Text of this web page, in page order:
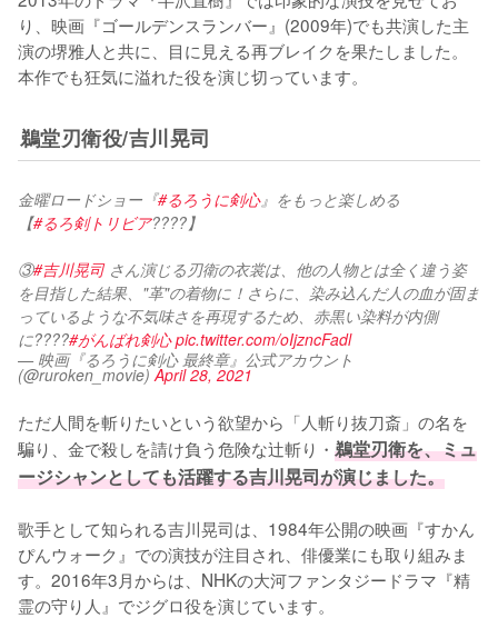
り、映画『ゴールデンスランバー』(2009年)でも共演した主
演の堺雅人と共に、目に見える再ブレイクを果たしました。
本作でも狂気に溢れた役を演じ切っています。
鵜堂刃衛役/吉川晃司
金曜ロードショー『#るろうに剣心』をもっと楽しめる
【#るろ剣トリビア????】
③#吉川晃司 さん演じる刃衛の衣裳は、他の人物とは全く違う姿
を目指した結果、"革"の着物に！さらに、染み込んだ人の血が固ま
っているような不気味さを再現するため、赤黒い染料が内側
に????#がんばれ剣心 pic.twitter.com/oIjzncFadl
— 映画『るろうに剣心 最終章』公式アカウント
(@ruroken_movie)April 28, 2021
ただ人間を斬りたいという欲望から「人斬り抜刀斎」の名を
騙り、金で殺しを請け負う危険な辻斬り・ 鵜堂刃衛を、ミュ
ージシャンとしても活躍する吉川晃司が演じました。
歌手として知られる吉川晃司は、1984年公開の映画『すかん
ぴんウォーク』での演技が注目され、俳優業にも取り組みま
す。2016年3月からは、NHKの大河ファンタジードラマ『精
霊の守り人』でジグロ役を演じています。